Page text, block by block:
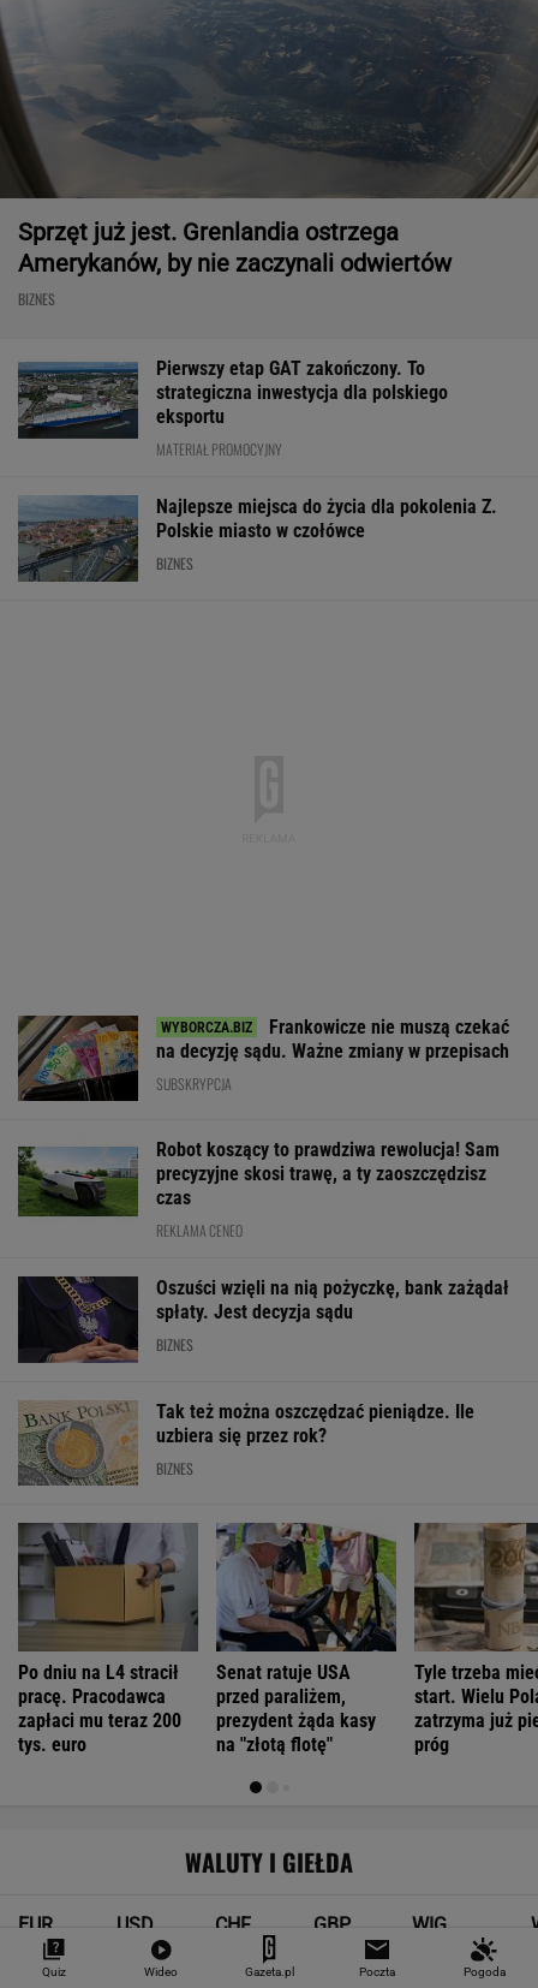
Sprzęt już jest. Grenlandia ostrzega
Amerykanów, by nie zaczynali odwiertów
BIZNES
Pierwszy etap GAT zakończony. To
strategiczna inwestycja dla polskiego
eksportu
MATERIAŁ PROMOCYJNY
Najlepsze miejsca do życia dla pokolenia Z.
Polskie miasto w czołówce
BIZNES
Frankowicze nie muszą czekać
na decyzję sądu. Ważne zmiany w przepisach
SUBSKRYPCJA
Robot koszący to prawdziwa rewolucja! Sam
precyzyjne skosi trawę, a ty zaoszczędzisz
czas
REKLAMA CENEO
Oszuści wzięli na nią pożyczkę, bank zażądał
spłaty. Jest decyzja sądu
BIZNES
Tak też można oszczędzać pieniądze. Ile
uzbiera się przez rok?
BIZNES
Po dniu na L4 stracił
pracę. Pracodawca
zapłaci mu teraz 200
tys. euro
Senat ratuje USA
przed paraliżem,
prezydent żąda kasy
na "złotą flotę"
Tyle trzeba
start. Wielu
zatrzyma już
próg
WALUTY I GIEŁDA
EUR
4,2983
USD
3,7187
CHF
4,6027
GBP
5,0166
WIG
151 782,92
Quiz Wideo Gazeta.pl Poczta Pogoda